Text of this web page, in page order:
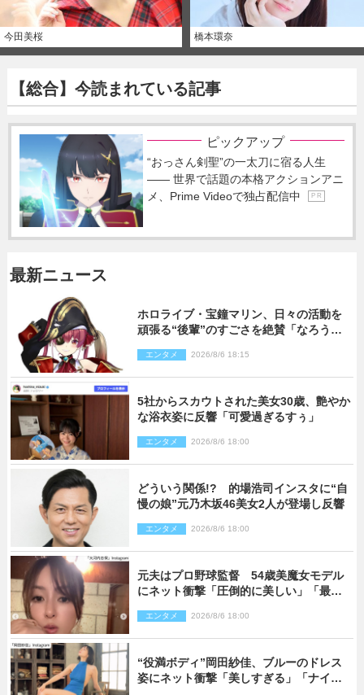
今田美桜 橋本環奈
【総合】今読まれている記事
ピックアップ
“おっさん剣聖”の一太刀に宿る人生
―― 世界で話題の本格アクションアニ
メ、Prime Videoで独占配信中
P R
最新ニュース
ホロライブ・宝鐘マリン、日々の活動を
頑張る“後輩”のすごさを絶賛「なろう系
エンタメ 2026/8/6 18:15
5社からスカウトされた美女30歳、艶やか
な浴衣姿に反響「可愛過ぎるすぅ」
エンタメ 2026/8/6 18:00
どういう関係!? 的場浩司インスタに“自
慢の娘”元乃木坂46美女2人が登場し反響
エンタメ 2026/8/6 18:00
元夫はプロ野球監督 54歳美魔女モデル
にネット衝撃「圧倒的に美しい」「最強
エンタメ 2026/8/6 18:00
“役満ボディ”岡田紗佳、ブルーのドレス
姿にネット衝撃「美しすぎる」「ナイ